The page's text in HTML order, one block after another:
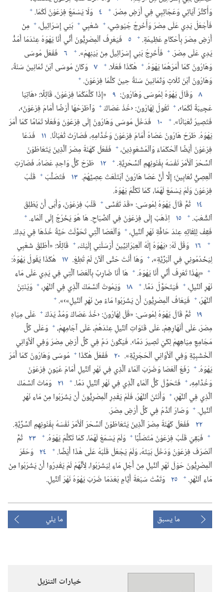
وَأُكَثِّرُ آيَاتِي وَعَجَائِبِي فِي أَرْضِ مِصْرَ.‏ + ٤ وَلَا يَسْمَعُ فِرْعَوْنُ لَكُمَا.‏ +
فَأَجْعَلُ يَدِي عَلَى مِصْرَ وَأُخْرِجُ جُيُوشِي،‏ + شَعْبِي + بَنِي إِسْرَائِيلَ،‏ + مِنْ
أَرْضِ مِصْرَ بِأَحْكَامٍ عَظِيمَةٍ.‏ + ٥ فَيَعْرِفُ ٱلْمِصْرِيُّونَ أَنِّي أَنَا يَهْوَهُ عِنْدَمَا أَمُدُّ
يَدِي عَلَى مِصْرَ.‏ + فَأُخْرِجُ بَنِي إِسْرَائِيلَ مِنْ بَيْنِهِمْ».‏ + ٦ فَفَعَلَ مُوسَى
وَهَارُونُ كَمَا أَمَرَهُمَا يَهْوَهُ.‏ + هٰكَذَا فَعَلَا.‏ + ٧ وَكَانَ مُوسَى ٱبْنَ ثَمَانِينَ سَنَةً،‏
وَهَارُونُ ٱبْنَ ثَلَاثٍ وَثَمَانِينَ سَنَةً حِينَ كَلَّمَا فِرْعَوْنَ.‏ +
٨ وَقَالَ يَهْوَهُ لِمُوسَى وَهَارُونَ:‏ ٩ ‏«إِذَا كَلَّمَكُمَا فِرْعَوْنُ،‏ قَائِلًا:‏ ‹هَاتِيَا
عَجِيبَةً لَكُمَا›،‏ + تَقُولُ لِهَارُونَ:‏ ‹خُذْ عَصَاكَ + وَٱطْرَحْهَا أَرْضًا أَمَامَ فِرْعَوْنَ›،‏
فَتَصِيرُ ثُعْبَانًا».‏ + ١٠ فَدَخَلَ مُوسَى وَهَارُونُ إِلَى فِرْعَوْنَ وَفَعَلَا تَمَامًا كَمَا أَمَرَ
يَهْوَهُ.‏ طَرَحَ هَارُونُ عَصَاهُ أَمَامَ فِرْعَوْنَ وَخُدَّامِهِ،‏ فَصَارَتْ ثُعْبَانًا.‏ ١١ فَدَعَا
فِرْعَوْنُ أَيْضًا ٱلْحُكَمَاءَ وَٱلْمُشَعْوِذِينَ،‏ + فَفَعَلَ كَهَنَةُ مِصْرَ ٱلَّذِينَ يَتَعَاطَوْنَ
ٱلسِّحْرَ ٱلْأَمْرَ نَفْسَهُ بِفُنُونِهِمِ ٱلسِّحْرِيَّةِ.‏ + ١٢ طَرَحَ كُلُّ وَاحِدٍ عَصَاهُ،‏ فَصَارَتِ
ٱلْعِصِيُّ ثَعَابِينَ؛‏ إِلَّا أَنَّ عَصَا هَارُونَ ٱبْتَلَعَتْ عِصِيَّهُمْ.‏ ١٣ فَتَصَلَّبَ + قَلْبُ
فِرْعَوْنَ وَلَمْ يَسْمَعْ لَهُمَا،‏ كَمَا تَكَلَّمَ يَهْوَهُ.‏
١٤ ثُمَّ قَالَ يَهْوَهُ لِمُوسَى:‏ «قَدْ تَقَسَّى + قَلْبُ فِرْعَوْنَ،‏ وَأَبَى أَنْ يُطْلِقَ
ٱلشَّعْبَ.‏ + ١٥ اِذْهَبْ إِلَى فِرْعَوْنَ فِي ٱلصَّبَاحِ.‏ هَا هُوَ يَخْرُجُ إِلَى ٱلْمَاءِ.‏ +
فَقِفْ لِلِقَائِهِ عِنْدَ حَافَّةِ نَهْرِ ٱلنِّيلِ،‏ + وَٱلْعَصَا ٱلَّتِي تَحَوَّلَتْ حَيَّةً خُذْهَا فِي يَدِكَ.‏
+ ١٦ وَقُلْ لَهُ:‏ ‹يَهْوَهُ إِلٰهُ ٱلْعِبْرَانِيِّينَ أَرْسَلَنِي إِلَيْكَ،‏ + قَائِلًا:‏ «أَطْلِقْ شَعْبِي
لِيَخْدُمُونِي فِي ٱلْبَرِّيَّةِ»،‏ + وَهَا أَنْتَ حَتَّى ٱلْآنَ لَمْ تُطِعْ.‏ ١٧ هٰكَذَا يَقُولُ يَهْوَهُ:‏
+ «بِهٰذَا تَعْرِفُ أَنِّي أَنَا يَهْوَهُ.‏ + هَا أَنَا ضَارِبٌ بِٱلْعَصَا ٱلَّتِي فِي يَدِي عَلَى مَاءِ
نَهْرِ ٱلنِّيلِ،‏ + فَيَتَحَوَّلُ دَمًا.‏ + ١٨ وَيَمُوتُ ٱلسَّمَكُ ٱلَّذِي فِي ٱلنَّهْرِ،‏ + وَيُنْتِنُ
ٱلنَّهْرُ،‏ + فَيَعَافُ ٱلْمِصْرِيُّونَ أَنْ يَشْرَبُوا مَاءً مِنْ نَهْرِ ٱلنِّيلِ»›».‏ +
١٩ ثُمَّ قَالَ يَهْوَهُ لِمُوسَى:‏ «قُلْ لِهَارُونَ:‏ ‹خُذْ عَصَاكَ وَمُدَّ يَدَكَ + عَلَى مِيَاهِ
مِصْرَ،‏ عَلَى أَنْهَارِهِمْ،‏ عَلَى قَنَوَاتِ ٱلنِّيلِ عِنْدَهُمْ،‏ عَلَى آجَامِهِمْ،‏ + وَعَلَى كُلِّ
مَجَامِعِ مِيَاهِهِمْ لِكَيْ تَصِيرَ دَمًا›.‏ فَيَكُونُ دَمٌ فِي كُلِّ أَرْضِ مِصْرَ وَفِي ٱلْأَوَانِي
ٱلْخَشَبِيَّةِ وَفِي ٱلْأَوَانِي ٱلْحَجَرِيَّةِ».‏ ٢٠ فَفَعَلَ هٰكَذَا + مُوسَى وَهَارُونُ كَمَا أَمَرَ
يَهْوَهُ.‏ + رَفَعَ ٱلْعَصَا وَضَرَبَ ٱلْمَاءَ ٱلَّذِي فِي نَهْرِ ٱلنِّيلِ أَمَامَ عُيُونِ فِرْعَوْنَ
وَخُدَّامِهِ،‏ + فَتَحَوَّلَ كُلُّ ٱلْمَاءِ ٱلَّذِي فِي نَهْرِ ٱلنِّيلِ دَمًا.‏ + ٢١ وَمَاتَ ٱلسَّمَكُ
ٱلَّذِي فِي ٱلنَّهْرِ،‏ + وَأَنْتَنَ ٱلنَّهْرُ،‏ فَلَمْ يَقْدِرِ ٱلْمِصْرِيُّونَ أَنْ يَشْرَبُوا مِنْ مَاءِ نَهْرِ
ٱلنِّيلِ.‏ + وَصَارَ ٱلدَّمُ فِي كُلِّ أَرْضِ مِصْرَ.‏
٢٢ فَفَعَلَ كَهَنَةُ مِصْرَ ٱلَّذِينَ يَتَعَاطَوْنَ ٱلسِّحْرَ ٱلْأَمْرَ نَفْسَهُ بِفُنُونِهِمِ ٱلسِّرِّيَّةِ.‏
+ فَبَقِيَ قَلْبُ فِرْعَوْنَ مُتَصَلِّبًا + وَلَمْ يَسْمَعْ لَهُمَا،‏ كَمَا تَكَلَّمَ يَهْوَهُ.‏ + ٢٣ ثُمَّ
ٱنْصَرَفَ فِرْعَوْنُ وَدَخَلَ بَيْتَهُ،‏ وَلَمْ يَجْعَلْ قَلْبَهُ عَلَى هٰذَا أَيْضًا.‏ + ٢٤ وَحَفَرَ
ٱلْمِصْرِيُّونَ حَوْلَ نَهْرِ ٱلنِّيلِ مِنْ أَجْلِ مَاءٍ لِيَشْرَبُوا،‏ لِأَنَّهُمْ لَمْ يَقْدِرُوا أَنْ يَشْرَبُوا مِنْ
مَاءِ ٱلنَّهْرِ.‏ + ٢٥ وَتَمَّتْ سَبْعَةُ أَيَّامٍ بَعْدَمَا ضَرَبَ يَهْوَهُ نَهْرَ ٱلنِّيلِ.‏
ما يسبق ما يلي
خيارات التنزيل